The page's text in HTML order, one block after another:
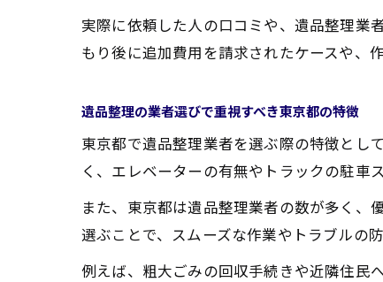
実際に依頼した人の口コミや、遺品整理業
もり後に追加費用を請求されたケースや、
遺品整理の業者選びで重視すべき東京都の特徴
東京都で遺品整理業者を選ぶ際の特徴とし
く、エレベーターの有無やトラックの駐車
また、東京都は遺品整理業者の数が多く、
選ぶことで、スムーズな作業やトラブルの
例えば、粗大ごみの回収手続きや近隣住民